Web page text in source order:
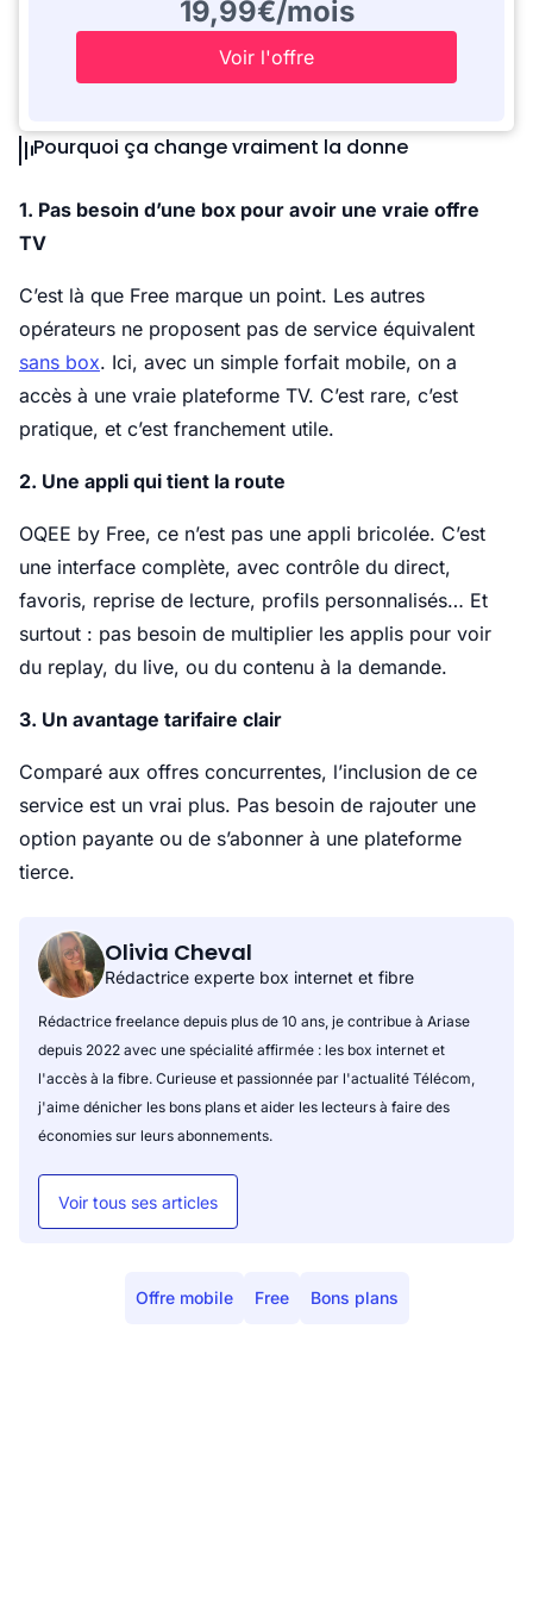
19,99€/mois
Voir l'offre
Pourquoi ça change vraiment la donne
1. Pas besoin d’une box pour avoir une vraie offre
TV
C’est là que Free marque un point. Les autres
opérateurs ne proposent pas de service équivalent
sans box. Ici, avec un simple forfait mobile, on a
accès à une vraie plateforme TV. C’est rare, c’est
pratique, et c’est franchement utile.
2. Une appli qui tient la route
OQEE by Free, ce n’est pas une appli bricolée. C’est
une interface complète, avec contrôle du direct,
favoris, reprise de lecture, profils personnalisés… Et
surtout : pas besoin de multiplier les applis pour voir
du replay, du live, ou du contenu à la demande.
3. Un avantage tarifaire clair
Comparé aux offres concurrentes, l’inclusion de ce
service est un vrai plus. Pas besoin de rajouter une
option payante ou de s’abonner à une plateforme
tierce.
Olivia Cheval
Rédactrice experte box internet et fibre
Rédactrice freelance depuis plus de 10 ans, je contribue à Ariase
depuis 2022 avec une spécialité affirmée : les box internet et
l'accès à la fibre. Curieuse et passionnée par l'actualité Télécom,
j'aime dénicher les bons plans et aider les lecteurs à faire des
économies sur leurs abonnements.
Voir tous ses articles
Offre mobile Free Bons plans